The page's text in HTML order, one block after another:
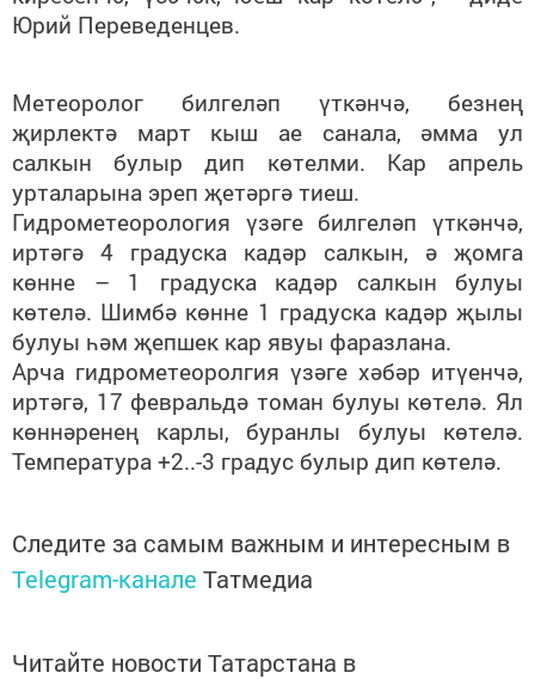
Юрий Переведенцев.
Метеоролог билгеләп үткәнчә, безнең
җирлектә март кыш ае санала, әмма ул
салкын булыр дип көтелми. Кар апрель
урталарына эреп җетәргә тиеш.
Гидрометеорология үзәге билгеләп үткәнчә,
иртәгә 4 градуска кадәр салкын, ә җомга
көнне – 1 градуска кадәр салкын булуы
көтелә. Шимбә көнне 1 градуска кадәр җылы
булуы һәм җепшек кар явуы фаразлана.
Арча гидрометеоролгия үзәге хәбәр итүенчә,
иртәгә, 17 февральдә томан булуы көтелә. Ял
көннәренең карлы, буранлы булуы көтелә.
Температура +2..-3 градус булыр дип көтелә.
Следите за самым важным и интересным в
Telegram-канале Татмедиа
Читайте новости Татарстана в